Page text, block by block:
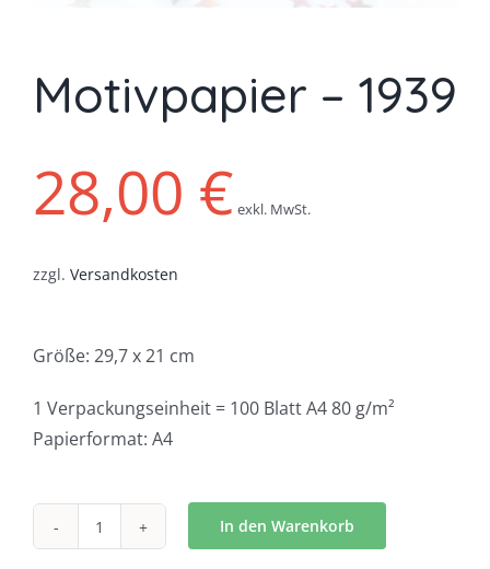
Motivpapier – 1939
28,00 € exkl. MwSt.
zzgl. Versandkosten
Größe: 29,7 x 21 cm
1 Verpackungseinheit = 100 Blatt A4 80 g/m²
Papierformat: A4
Motivpapier
In den Warenkorb